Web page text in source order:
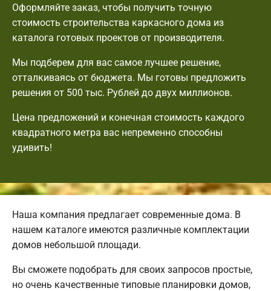
Оформляйте заказ, чтобы получить точную
стоимость строительства каркасного дома из
каталога готовых проектов от производителя.
Мы подберем для вас самое лучшее решение,
отталкиваясь от бюджета. Мы готовы предложить
решения от 500 тыс. Рублей до двух миллионов.
Цена предложений и конечная стоимость каждого
квадратного метра вас непременно способны
удивить!
Наша компания предлагает современные дома. В
нашем каталоге имеются различные комплектации
домов небольшой площади.
Вы сможете подобрать для своих запросов простые,
но очень качественные типовые планировки домов,